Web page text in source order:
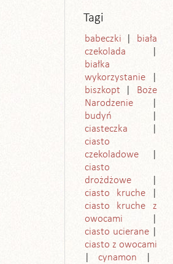
Tagi
babeczki
biała
czekolada
białka
wykorzystanie
biszkopt
Boże
Narodzenie
budyń
ciasteczka
ciasto
czekoladowe
ciasto
drożdżowe
ciasto kruche
ciasto kruche z
owocami
ciasto ucierane
ciasto z owocami
cynamon